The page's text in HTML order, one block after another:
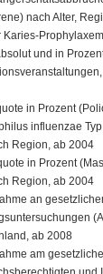
nach Alter,
Karies-
und in
in Prozent
influenzae
Region, ab 2004
in Prozent
Region, ab 2004
an
ab 2008
am